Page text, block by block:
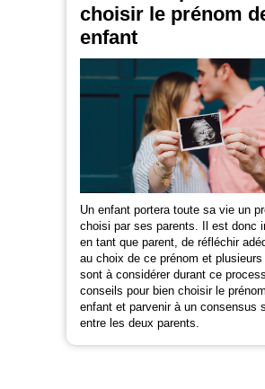
choisir le prénom
enfant
Un enfant portera toute sa vie un
choisi par ses parents. Il est donc
en tant que parent, de réfléchir
au choix de ce prénom et
sont à considérer durant ce
conseils pour bien choisir le
enfant et parvenir à un consensus
entre les deux parents.